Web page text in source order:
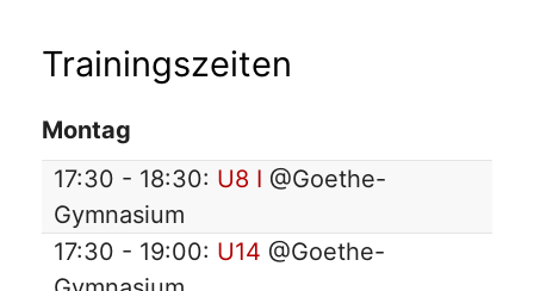
Trainingszeiten
Montag
17:30 - 18:30: U8 I @Goethe-
Gymnasium
17:30 - 19:00: U14 @Goethe-